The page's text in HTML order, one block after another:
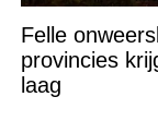
Felle
provincies
laag